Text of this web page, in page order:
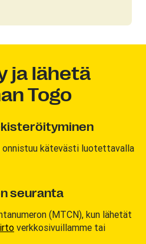
ja lähetä
Togo
onnistuu kätevästi luotettavalla
seuranta
(MTCN), kun lähetät
verkkosivuillamme tai